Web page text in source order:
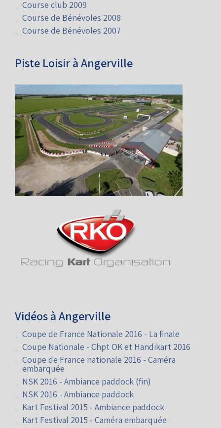
Championnat d'Europe KF2 KF3 2009
Course des Bénévoles 2009
Course club 2009
Course de Bénévoles 2007
Piste Loisir à Angerville
Vidéos à Angerville
Coupe de France Nationale 2016 - La finale
Coupe Nationale - Chpt OK et Handikart 2016
Coupe de France nationale 2016 - Caméra
embarquée
NSK 2016 - Ambiance paddock (fin)
NSK 2016 - Ambiance paddock